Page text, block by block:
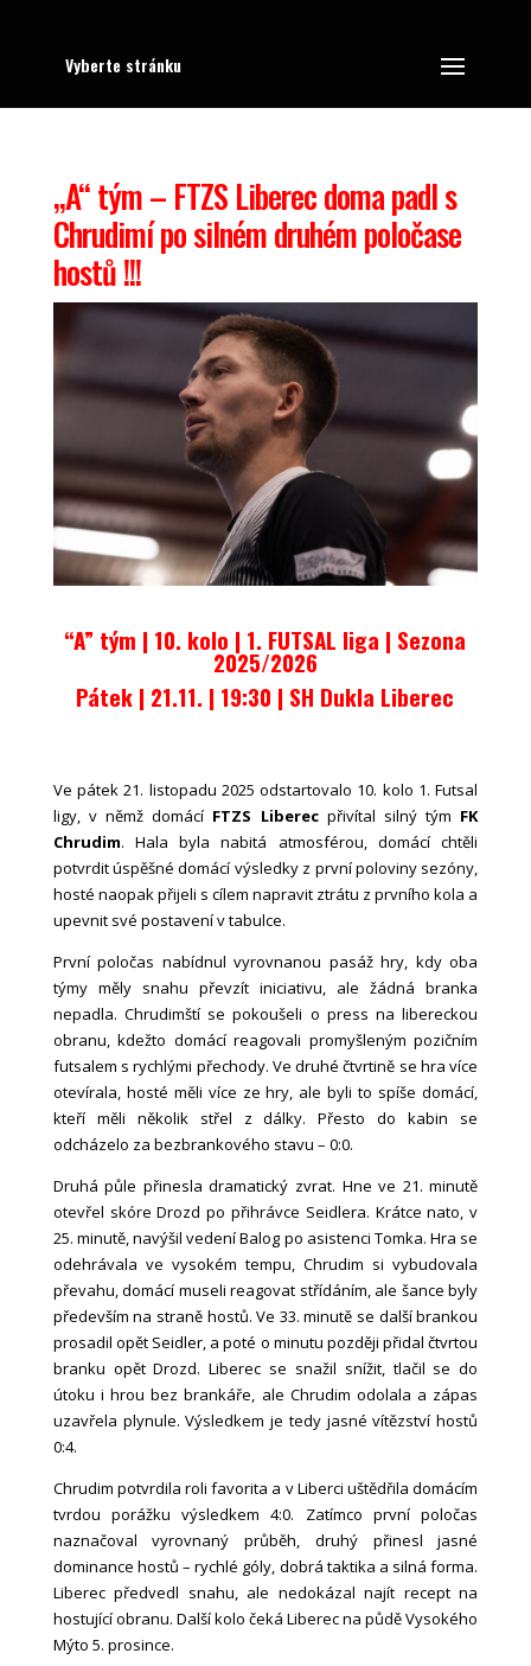
Vyberte stránku
„A“ tým – FTZS Liberec doma padl s
Chrudimí po silném druhém poločase
hostů !!!
“A” tým | 10. kolo | 1. FUTSAL liga | Sezona
2025/2026
Pátek | 21.11. | 19:30 | SH Dukla Liberec
Ve pátek 21. listopadu 2025 odstartovalo 10. kolo 1. Futsal
ligy, v němž domácí FTZS Liberecpřivítal silný tým FK
Chrudim. Hala byla nabitá atmosférou, domácí chtěli
potvrdit úspěšné domácí výsledky z první poloviny sezóny,
hosté naopak přijeli s cílem napravit ztrátu z prvního kola a
upevnit své postavení v tabulce.
První poločas nabídnul vyrovnanou pasáž hry, kdy oba
týmy měly snahu převzít iniciativu, ale žádná branka
nepadla. Chrudimští se pokoušeli o press na libereckou
obranu, kdežto domácí reagovali promyšleným pozičním
futsalem s rychlými přechody. Ve druhé čtvrtině se hra více
otevírala, hosté měli více ze hry, ale byli to spíše domácí,
kteří měli několik střel z dálky. Přesto do kabin se
odcházelo za bezbrankového stavu – 0:0.
Druhá půle přinesla dramatický zvrat. Hne ve 21. minutě
otevřel skóre Drozd po přihrávce Seidlera. Krátce nato, v
25. minutě, navýšil vedení Balog po asistenci Tomka. Hra se
odehrávala ve vysokém tempu, Chrudim si vybudovala
převahu, domácí museli reagovat střídáním, ale šance byly
především na straně hostů. Ve 33. minutě se další brankou
prosadil opět Seidler, a poté o minutu později přidal čtvrtou
branku opět Drozd. Liberec se snažil snížit, tlačil se do
útoku i hrou bez brankáře, ale Chrudim odolala a zápas
uzavřela plynule. Výsledkem je tedy jasné vítězství hostů
0:4.
Chrudim potvrdila roli favorita a v Liberci uštědřila domácím
tvrdou porážku výsledkem 4:0. Zatímco první poločas
naznačoval vyrovnaný průběh, druhý přinesl jasné
dominance hostů – rychlé góly, dobrá taktika a silná forma.
Liberec předvedl snahu, ale nedokázal najít recept na
hostující obranu. Další kolo čeká Liberec na půdě Vysokého
Mýto 5. prosince.